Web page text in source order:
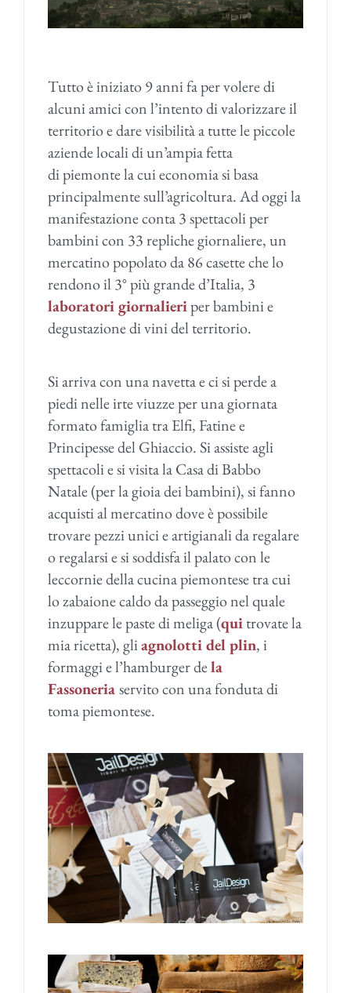
Tutto è iniziato 9 anni fa per volere di
alcuni amici con l’intento di valorizzare il
territorio e dare visibilità a tutte le piccole
aziende locali di un’ampia fetta
di piemonte la cui economia si basa
principalmente sull’agricoltura. Ad oggi la
manifestazione conta 3 spettacoli per
bambini con 33 repliche giornaliere, un
mercatino popolato da 86 casette che lo
rendono il 3° più grande d’Italia, 3
laboratori giornalieriper bambini e
degustazione di vini del territorio.
Si arriva con una navetta e ci si perde a
piedi nelle irte viuzze per una giornata
formato famiglia tra Elfi, Fatine e
Principesse del Ghiaccio. Si assiste agli
spettacoli e si visita la Casa di Babbo
Natale (per la gioia dei bambini), si fanno
acquisti al mercatino dove è possibile
trovare pezzi unici e artigianali da regalare
o regalarsi e si soddisfa il palato con le
leccornie della cucina piemontese tra cui
lo zabaione caldo da passeggio nel quale
inzuppare le paste di meliga (quitrovate la
mia ricetta), gliagnolotti del plin, i
formaggi e l’hamburger dela
Fassoneriaservito con una fonduta di
toma piemontese.